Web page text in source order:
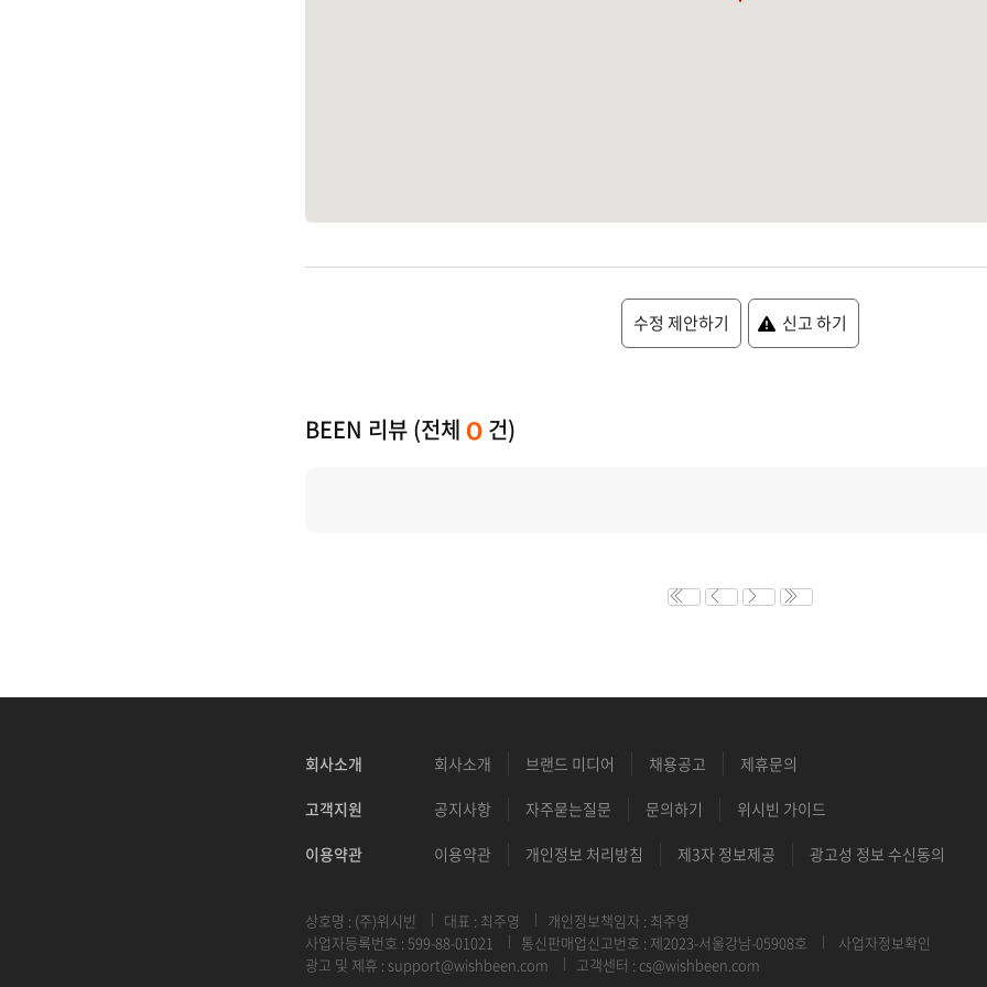
수정 제안하기 신고 하기
BEEN 리뷰 (전체 0 건)
회사소개 회사소개 브랜드 미디어 채용공고 제휴문의
고객지원 공지사항 자주묻는질문 문의하기 위시빈 가이드
이용약관 이용약관 개인정보 처리방침 제3자 정보제공 광고성 정보 수신동의
상호명 : (주)위시빈 대표 : 최주영
개인정보책임자 : 최주영
사업자등록번호 : 599-88-01021
통신판매업신고번호 : 제2023-서울강남-05908호
사업자정보확인
광고 및 제휴 : support@wishbeen.com 고객센터 : cs@wishbeen.com